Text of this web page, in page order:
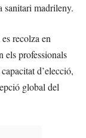
sanitari madrileny.
recolza en
els professionals
d’elecció,
global del